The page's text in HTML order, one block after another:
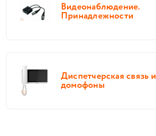
Видеонаблюдение.
Принадлежности
Диспетчерская связь и
домофоны